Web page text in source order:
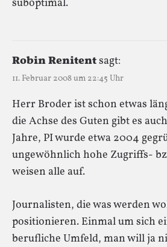
suboptimal.
Robin Renitentsagt:
11. Februar 2008 um 22:45 Uhr
Herr Broder ist schon etwas
die Achse des Guten gibt es
Jahre, PI wurde etwa 2004
ungewöhnlich hohe Zugriffs-
weisen alle auf.
Journalisten, die was werden
positionieren. Einmal um sich
berufliche Umfeld, man will ja